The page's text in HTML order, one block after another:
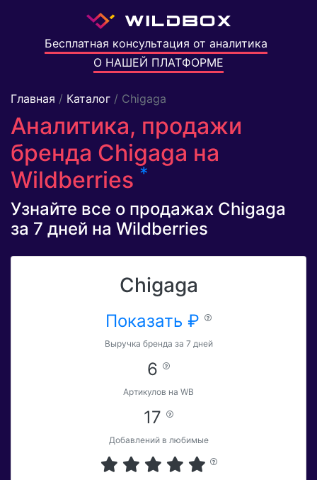
Бесплатная консультация от аналитика
О НАШЕЙ ПЛАТФОРМЕ
Главная / Каталог / Chigaga
Аналитика, продажи
бренда Chigaga на
Wildberries *
Узнайте все о продажах Chigaga
за 7 дней на Wildberries
Chigaga
Показать ₽
Выручка бренда за 7 дней
6
Артикулов на WB
17
Добавлений в любимые